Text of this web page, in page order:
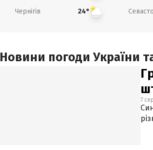
Чернігів 24°
Новини погоди України
7